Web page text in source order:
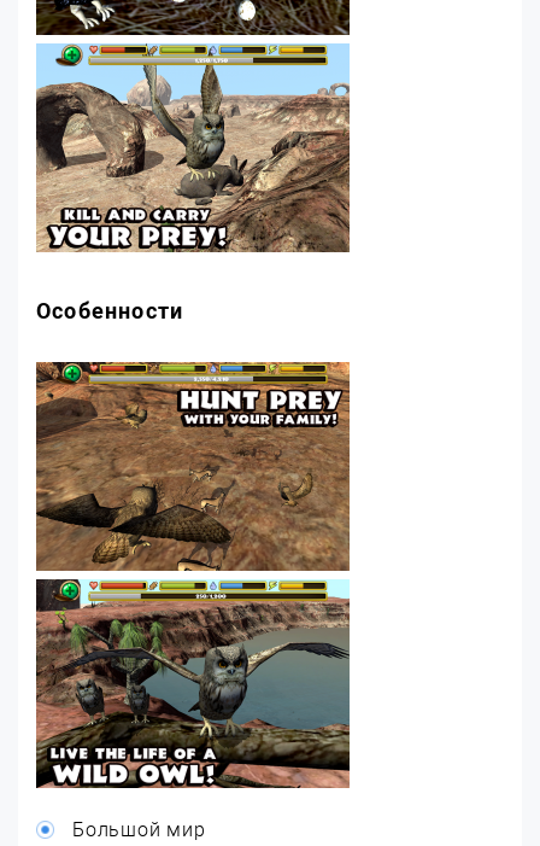
Особенности
Большой мир